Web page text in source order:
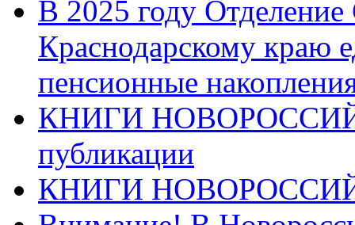
В 2025 году
Краснодарскому краю
пенсионные
КНИГИ
публикации
КНИГИ